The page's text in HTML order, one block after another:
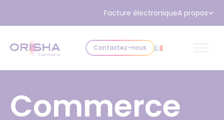
Facture électroniqueA propos
Contactez-nous
Commerce